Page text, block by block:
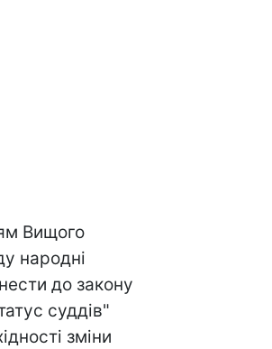
Вищого
народні
до закону
суддів"
зміни